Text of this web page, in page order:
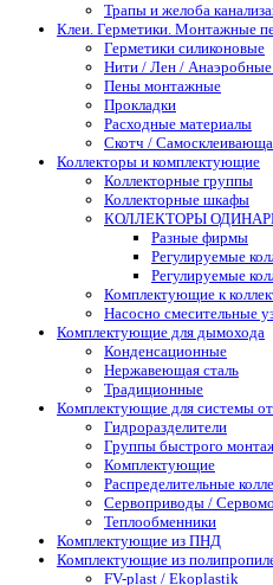
Трапы и желоба
Клеи. Герметики. Монтажные
Герметики силиконовые
Нити / Лен / Анаэробные
Пены монтажные
Прокладки
Расходные материалы
Скотч /
Коллекторы и комплектующие
Коллекторные группы
Коллекторные шкафы
КОЛЛЕКТОРЫ
Разные фирмы
Регулируемые
Регулируемые
Комплектующие к
Насосно смесительные
Комплектующие для дымохода
Конденсационные
Нержавеющая сталь
Традиционные
Комплектующие для системы
Гидроразделители
Группы быстрого
Комплектующие
Распределительные
Сервоприводы /
Теплообменники
Комплектующие из ПНД
Комплектующие из
FV-plast / Ekoplastik